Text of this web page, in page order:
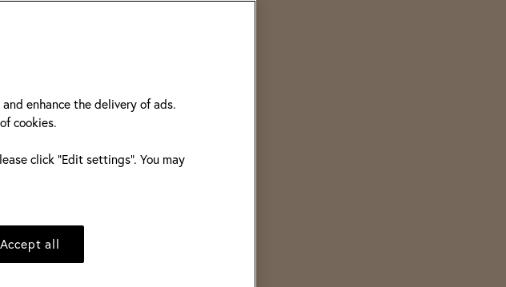
enhance the delivery of ads.
cookies.
click “Edit settings”. You may
Accept all